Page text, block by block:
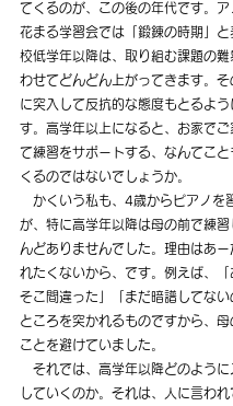
てくるのが、この後の年代です。
花まる学習会では「鍛錬の時期」
校低学年以降は、取り組む課題の難
わせてどんどん上がってきます。そ
に突入して反抗的な態度もとるよ
す。高学年以上になると、お家でご
て練習をサポートする、なんてこ
くるのではないでしょうか。
かくいう私も、4歳からピアノを
が、特に高学年以降は母の前で練
んどありませんでした。理由はあ
れたくないから、です。例えば、「
そこ間違った」「まだ暗譜してな
ところを突かれるものですから、
ことを避けていました。
それでは、高学年以降どのように
していくのか。それは、人に言わ